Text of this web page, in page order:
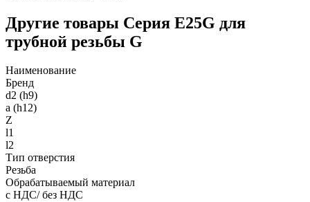
Другие товары Серия E25G для
трубной резьбы G
Наименование
Бренд
d2 (h9)
a (h12)
Z
l1
l2
Тип отверстия
Резьба
Обрабатываемый материал
с НДС/ без НДС